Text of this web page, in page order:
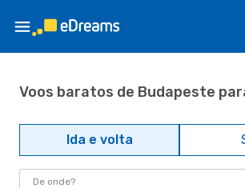
Voos baratos de Budapeste
Ida e volta
De onde?